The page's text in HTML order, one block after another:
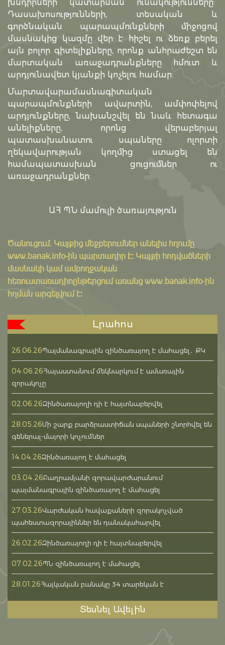
խնդիրների կատարման ունակությունները:
Դասախոսությունների, տեսական և
գործնական պարապմունքների միջոցով
մասնակից կազմը վեր է հիշել ու ձեռք բերել
այն բոլոր գիտելիքները, որոնք անհրաժեշտ են
մարտական առաջադրանքները հմուտ և
արդյունավետ կյանքի կոչելու համար:
Մարտավարամասնագիտական
պարապմունքների ավարտին, ամփոփելով
արդյունքները, նախանշվել են նաև հետագա
անելիքները, որոնց վերաբերյալ
պատասխանատու սպաները ոլորտի
ղեկավարության կողմից ստացել են
համապատասխան ցուցումներ ու
առաջադրանքներ:
ԱՀ ՊՆ մամուլի ծառայություն
Ծանուցում․ Կայքից մեջբերումներ անելիս հղումը
www.banak.info-ին պարտադիր է: Կայքի հոդվածների
մասնակի կամ ամբողջական
հեռուստառադիոընթերցում առանց www.banak.info-ին
հղման արգելվում է:
Լրահոս
26.06.26Պայմանագրային զինծառայող է մահացել․ ՔԿ
04.06.26Հայաստանում մեկնարկում է ամառային
զորակոչը
02.06.26Զինծառայողի դի է հայտնաբերվել
28.05.26Մի շարք բարձրաստիճան սպաների շնորհվել են
գեներալ-մայորի կոչումներ
14.04.26Զինծառայող է մահացել
03.04.26Բաղրամյանի զորավարժարանում
պայմանագրային զինծառայող է մահացել
27.03.26Վարժական հավաքաների զորակոչված
պահեստազորայիններ են դանակահարվել
26.02.26Զինծառայողի դի է հայտնաբերվել
07.02.26ՊՆ զինծառայող է մահացել
28.01.26Հայկական բանակը 34 տարեկան է
Տեսնել Ավելին